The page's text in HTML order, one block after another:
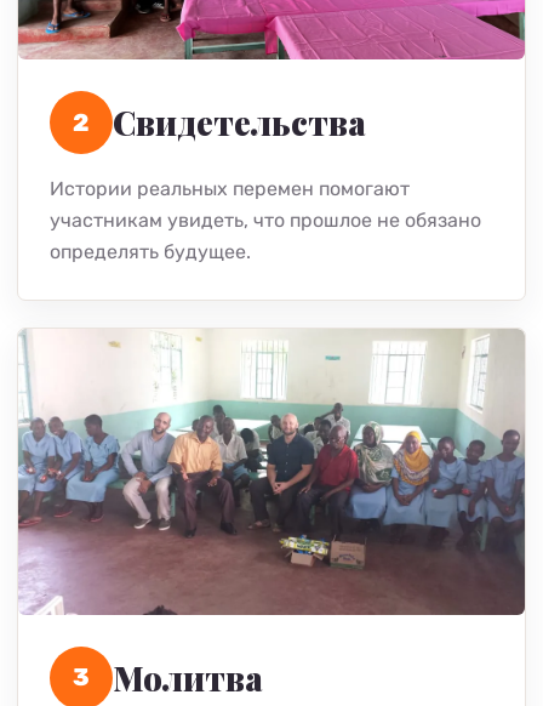
2 Свидетельства
Истории реальных перемен помогают
участникам увидеть, что прошлое не обязано
определять будущее.
3 Молитва